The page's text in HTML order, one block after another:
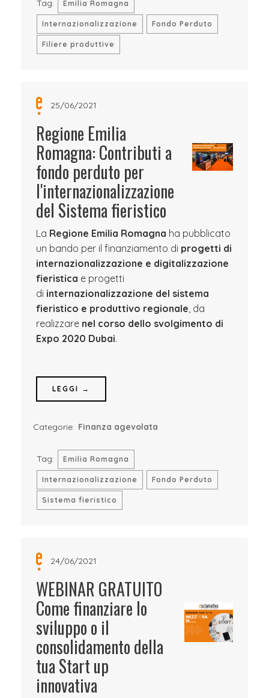
Tag: Emilia Romagna
Internazionalizzazione Fondo Perduto
Filiere produttive
25/06/2021
Regione Emilia
Romagna: Contributi a
fondo perduto per
l'internazionalizzazione
del Sistema fieristico
La Regione Emilia Romagna ha pubblicato
un bando per il finanziamento di progetti di
internazionalizzazione e digitalizzazione
fieristica e progetti
di internazionalizzazione del sistema
fieristico e produttivo regionale, da
realizzare nel corso dello svolgimento di
Expo 2020 Dubai.
LEGGI →
Categorie: Finanza agevolata
Tag: Emilia Romagna
Internazionalizzazione Fondo Perduto
Sistema fieristico
24/06/2021
WEBINAR GRATUITO
Come finanziare lo
sviluppo o il
consolidamento della
tua Start up
innovativa